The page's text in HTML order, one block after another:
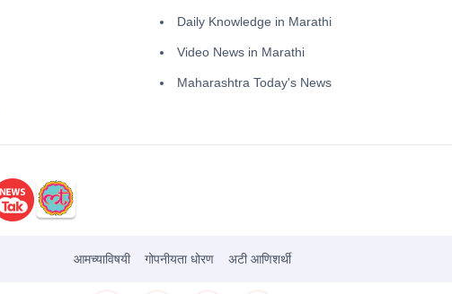
Daily Knowledge in Marathi
Video News in Marathi
Maharashtra Today's News
आमच्याविषयी गोपनीयता धोरण अटी आणिशर्थी